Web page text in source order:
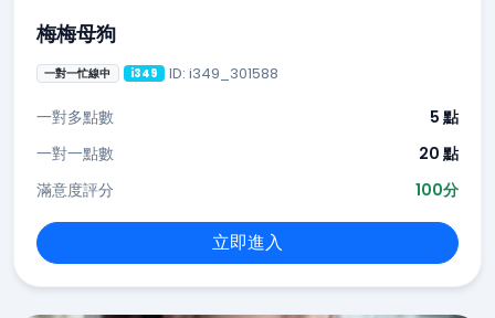
梅梅母狗
一對一忙線中 i349 ID: i349_301588
一對多點數
5 點
一對一點數
20 點
滿意度評分
100分
立即進入